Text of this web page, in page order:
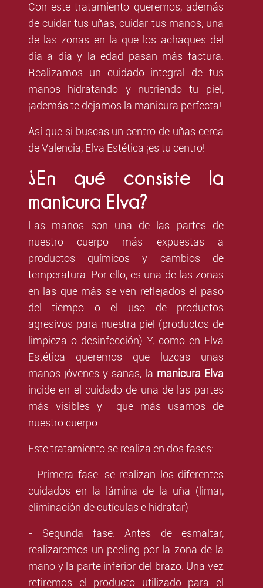
Con este tratamiento queremos, además
de cuidar tus uñas, cuidar tus manos, una
de las zonas en la que los achaques del
día a día y la edad pasan más factura.
Realizamos un cuidado integral de tus
manos hidratando y nutriendo tu piel,
¡además te dejamos la manicura perfecta!
Así que si buscas un centro de uñas cerca
de Valencia, Elva Estética ¡es tu centro!
¿En qué consiste la
manicura Elva?
Las manos son una de las partes de
nuestro cuerpo más expuestas a
productos químicos y cambios de
temperatura. Por ello, es una de las zonas
en las que más se ven reflejados el paso
del tiempo o el uso de productos
agresivos para nuestra piel (productos de
limpieza o desinfección) Y, como en Elva
Estética queremos que luzcas unas
manos jóvenes y sanas, la manicura Elva
incide en el cuidado de una de las partes
más visibles y que más usamos de
nuestro cuerpo.
Este tratamiento se realiza en dos fases:
- Primera fase: se realizan los diferentes
cuidados en la lámina de la uña (limar,
eliminación de cutículas e hidratar)
- Segunda fase: Antes de esmaltar,
realizaremos un peeling por la zona de la
mano y la parte inferior del brazo. Una vez
retiremos el producto utilizado para el